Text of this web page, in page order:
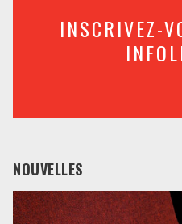
INSCRIVEZ-
NOUVELLES